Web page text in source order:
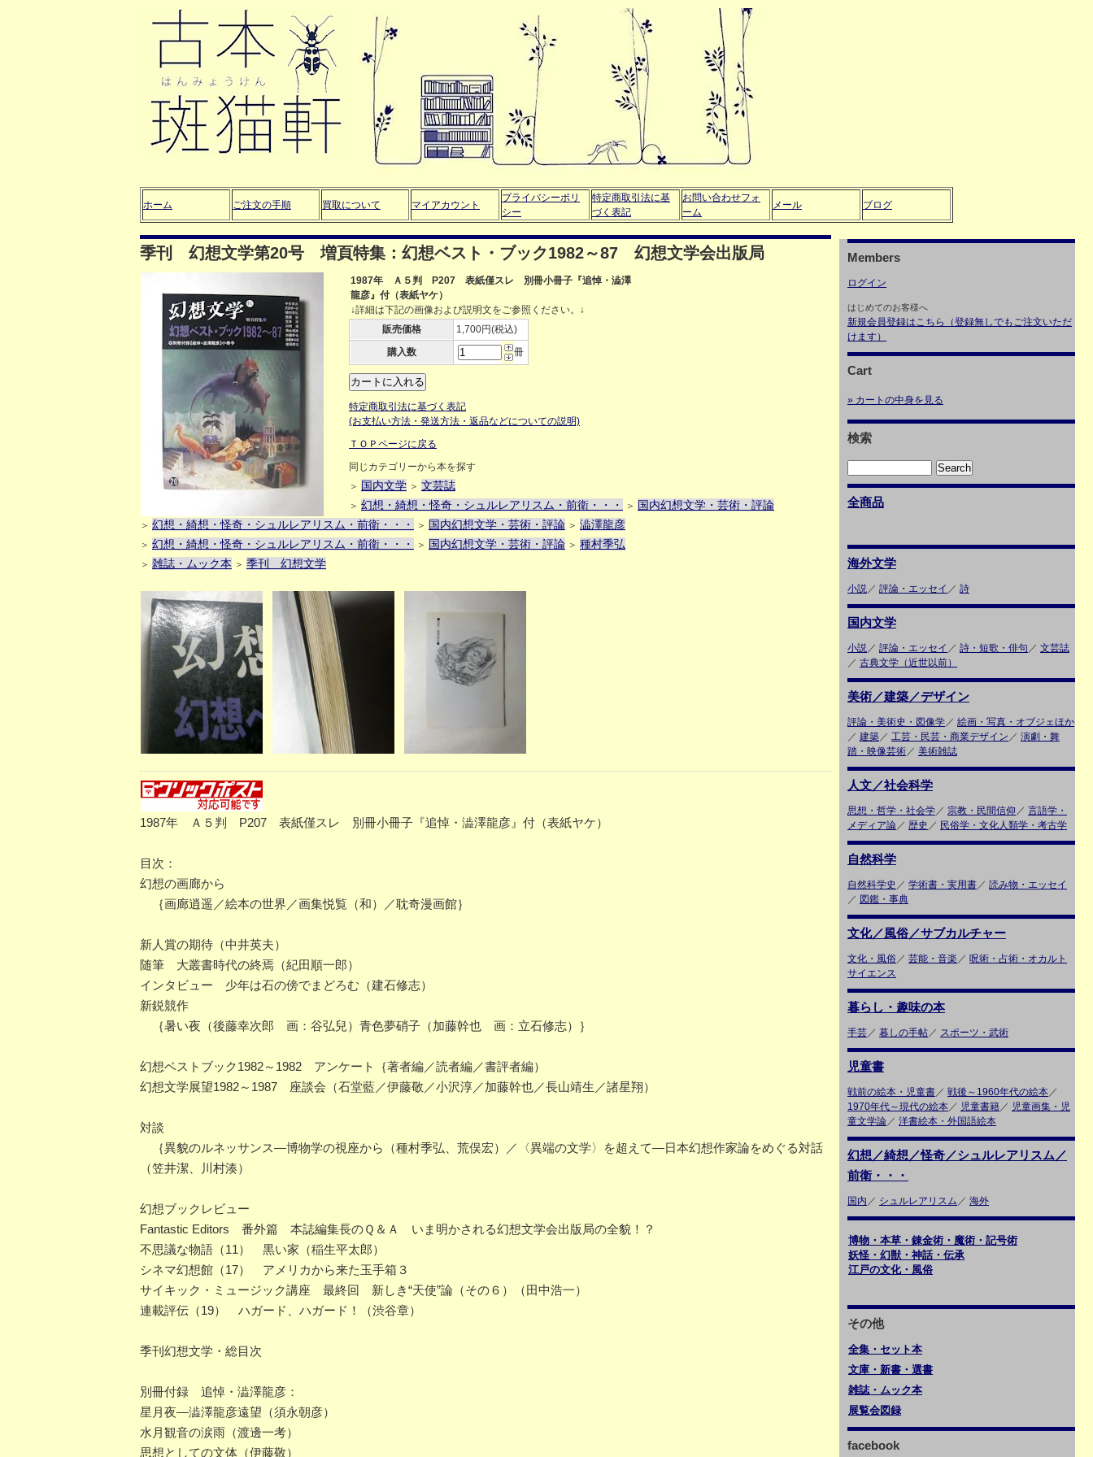
ホーム ご注文の手順 買取について マイアカウント
プライバシーポリ
シー
特定商取引法に基
づく表記
お問い合わせフォ
ーム
メール ブログ
季刊 幻想文学第20号 増頁特集：幻想ベスト・ブック1982～87 幻想文学会出版局
1987年 Ａ５判 P207 表紙僅スレ 別冊小冊子『追悼・澁澤
龍彦』付（表紙ヤケ）
↓詳細は下記の画像および説明文をご参照ください。↓
販売価格
1,700円(税込)
購入数
冊
特定商取引法に基づく表記
(お支払い方法・発送方法・返品などについての説明)
ＴＯＰページに戻る
同じカテゴリーから本を探す
＞ 国内文学 ＞ 文芸誌
＞ 幻想・綺想・怪奇・シュルレアリスム・前衛・・・ ＞ 国内幻想文学・芸術・評論
＞ 幻想・綺想・怪奇・シュルレアリスム・前衛・・・ ＞ 国内幻想文学・芸術・評論 ＞ 澁澤龍彦
＞ 幻想・綺想・怪奇・シュルレアリスム・前衛・・・ ＞ 国内幻想文学・芸術・評論 ＞ 種村季弘
＞ 雑誌・ムック本 ＞ 季刊 幻想文学
1987年 Ａ５判 P207 表紙僅スレ 別冊小冊子『追悼・澁澤龍彦』付（表紙ヤケ）
目次：
幻想の画廊から
｛画廊逍遥／絵本の世界／画集悦覧（和）／耽奇漫画館｝
新人賞の期待（中井英夫）
随筆 大叢書時代の終焉（紀田順一郎）
インタビュー 少年は石の傍でまどろむ（建石修志）
新鋭競作
｛暑い夜（後藤幸次郎 画：谷弘兒）青色夢硝子（加藤幹也 画：立石修志）｝
幻想ベストブック1982～1982 アンケート｛著者編／読者編／書評者編）
幻想文学展望1982～1987 座談会（石堂藍／伊藤敬／小沢淳／加藤幹也／長山靖生／諸星翔）
対談
｛異貌のルネッサンス―博物学の視座から（種村季弘、荒俣宏）／〈異端の文学〉を超えて―日本幻想作家論をめぐる対話
（笠井潔、川村湊）
幻想ブックレビュー
Fantastic Editors 番外篇 本誌編集長のＱ＆Ａ いま明かされる幻想文学会出版局の全貌！？
不思議な物語（11） 黒い家（稲生平太郎）
シネマ幻想館（17） アメリカから来た玉手箱３
サイキック・ミュージック講座 最終回 新しき“天使”論（その６）（田中浩一）
連載評伝（19） ハガード、ハガード！（渋谷章）
季刊幻想文学・総目次
別冊付録 追悼・澁澤龍彦：
星月夜―澁澤龍彦遠望（須永朝彦）
水月観音の涙雨（渡邊一考）
思想としての文体（伊藤敬）
Members
ログイン
はじめてのお客様へ
新規会員登録はこちら（登録無しでもご注文いただ
けます）
Cart
» カートの中身を見る
検索
全商品
海外文学
小説／ 評論・エッセイ ／ 詩
国内文学
小説／ 評論・エッセイ ／ 詩・短歌・俳句 ／ 文芸誌
／ 古典文学（近世以前）
美術／建築／デザイン
評論・美術史・図像学／ 絵画・写真・オブジェほか
／ 建築／ 工芸・民芸・商業デザイン ／ 演劇・舞
踏・映像芸術／ 美術雑誌
人文／社会科学
思想・哲学・社会学／ 宗教・民間信仰 ／ 言語学・
メディア論／ 歴史 ／ 民俗学・文化人類学・考古学
自然科学
自然科学史 ／ 学術書・実用書／ 読み物・エッセイ
／ 図鑑・事典
文化／風俗／サブカルチャー
文化・風俗／ 芸能・音楽 ／ 呪術・占術・オカルト
サイエンス
暮らし・趣味の本
手芸／ 暮しの手帖／ スポーツ・武術
児童書
戦前の絵本・児童書／ 戦後～1960年代の絵本／
1970年代～現代の絵本／ 児童書籍／ 児童画集・児
童文学論／ 洋書絵本・外国語絵本
幻想／綺想／怪奇／シュルレアリスム／
前衛・・・
国内 ／ シュルレアリスム ／ 海外
博物・本草・錬金術・魔術・記号術
妖怪・幻獣・神話・伝承
江戸の文化・風俗
その他
全集・セット本
文庫・新書・選書
雑誌・ムック本
展覧会図録
facebook